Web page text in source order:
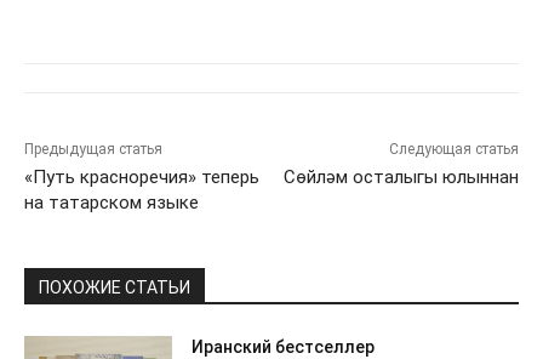
Предыдущая статья
«Путь красноречия» теперь
на татарском языке
Следующая статья
Сөйләм осталыгы юлыннан
ПОХОЖИЕ СТАТЬИ
Иранский бестселлер